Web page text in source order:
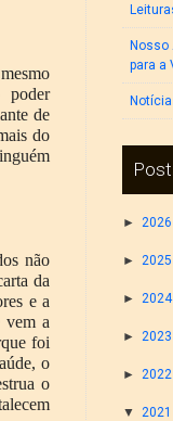
poder
de
do
não
da
e a
vem a
foi
o
o
Nosso
para a
► 2026
► 2025
► 2024
► 2023
► 2022
▼ 2021